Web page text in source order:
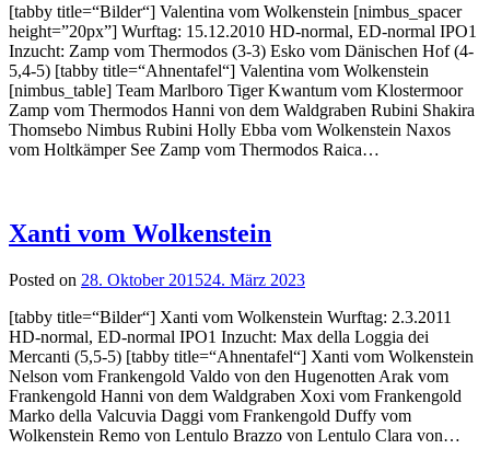
[tabby title=“Bilder“] Valentina vom Wolkenstein [nimbus_spacer
height=”20px”] Wurftag: 15.12.2010 HD-normal, ED-normal IPO1
Inzucht: Zamp vom Thermodos (3-3) Esko vom Dänischen Hof (4-
5,4-5) [tabby title=“Ahnentafel“] Valentina vom Wolkenstein
[nimbus_table] Team Marlboro Tiger Kwantum vom Klostermoor
Zamp vom Thermodos Hanni von dem Waldgraben Rubini Shakira
Thomsebo Nimbus Rubini Holly Ebba vom Wolkenstein Naxos
vom Holtkämper See Zamp vom Thermodos Raica…
Xanti vom Wolkenstein
Posted on 28. Oktober 201524. März 2023
[tabby title=“Bilder“] Xanti vom Wolkenstein Wurftag: 2.3.2011
HD-normal, ED-normal IPO1 Inzucht: Max della Loggia dei
Mercanti (5,5-5) [tabby title=“Ahnentafel“] Xanti vom Wolkenstein
Nelson vom Frankengold Valdo von den Hugenotten Arak vom
Frankengold Hanni von dem Waldgraben Xoxi vom Frankengold
Marko della Valcuvia Daggi vom Frankengold Duffy vom
Wolkenstein Remo von Lentulo Brazzo von Lentulo Clara von…